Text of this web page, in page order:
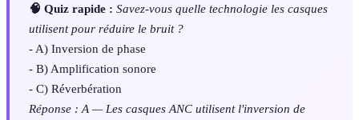
🧠 Quiz rapide : Savez-vous quelle technologie les casques
utilisent pour réduire le bruit ?
- A) Inversion de phase
- B) Amplification sonore
- C) Réverbération
Réponse : A — Les casques ANC utilisent l'inversion de